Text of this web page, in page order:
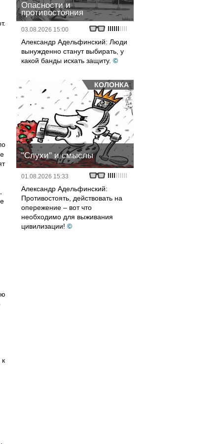
Опасности и
противостояния
03.08.2026 15:00
Александр Адельфинский: Люди
вынужденно станут выбирать, у
какой банды искать защиту. ©
КОЛОНКА
"Слухи" и смыслы
01.08.2026 15:33
Александр Адельфинский:
Противостоять, действовать на
опережение – вот что
необходимо для выживания
цивилизации! ©